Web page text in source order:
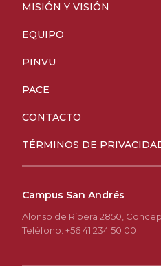
MISIÓN Y VISIÓN
EQUIPO
PINVU
PACE
CONTACTO
TÉRMINOS DE
Campus San Andrés
Alonso de Ribera 2850,
Teléfono: +56 41 234 50 00